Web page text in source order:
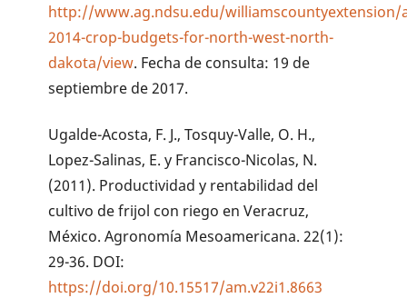
http://www.ag.ndsu.edu/
2014-crop-budgets-for-north-west-north-
dakota/view. Fecha de consulta: 19 de
septiembre de 2017.
Ugalde-Acosta, F. J., Tosquy-Valle, O. H.,
Lopez-Salinas, E. y Francisco-Nicolas, N.
(2011). Productividad y rentabilidad del
cultivo de frijol con riego en Veracruz,
México. Agronomía Mesoamericana. 22(1):
29-36. DOI:
https://doi.org/10.15517/am.v22i1.8663